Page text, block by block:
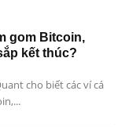
gom Bitcoin,
kết thúc?
cho biết các ví cá